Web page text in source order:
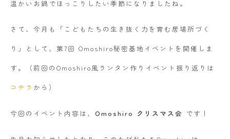
温かいお鍋でほっこりしたい季節になりましたね。
さて、今月も「こどもたちの生き抜く力を育む居場所づく
り」として、第7回 Omoshiro秘密基地イベントを開催しま
す。（前回のOmoshiro風ランタン作りイベント振り返りは
コチラ から）
今回のイベント内容は、 Omoshiro クリスマス会 です！